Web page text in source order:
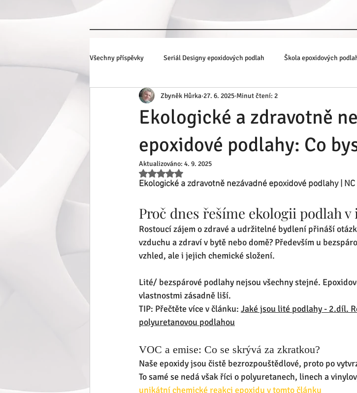
Všechny příspěvky Seriál Designy epoxidových podlah Škola epoxidových
3D podlahy s fototapetou
Ekologické a zdravotně
epoxidové podlahy: Co
Zbyněk Hůrka 27. 6. 2025 Minut čtení: 2
Aktualizováno: 4. 9. 2025
Hodnoceno NaN z 5 hvězdiček.
Ekologické a zdravotně nezávadné epoxidové podlahy |
Proč dnes řešíme ekologii podlah
Rostoucí zájem o zdravé a udržitelné bydlení přináší
vzduchu a zdraví v bytě nebo domě? Především u
vzhled, ale i jejich chemické složení.
Lité/ bezspárové podlahy nejsou všechny stejné.
vlastnostmi zásadně liší.
TIP: Přečtěte více v článku: Jaké jsou lité podlahy - 2.díl.
polyuretanovou podlahou
VOC a emise: Co se skrývá za zkratkou?
Naše epoxidy jsou čistě bezrozpouštědlové, proto po
To samé se nedá však říci o polyuretanech, linech a
unikátní chemické reakci epoxidu v tomto článku